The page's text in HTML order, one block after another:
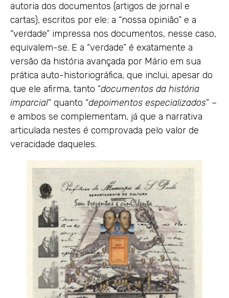
autoria dos documentos (artigos de jornal e
cartas), escritos por ele; a “nossa opinião” e a
“verdade” impressa nos documentos, nesse caso,
equivalem-se. E a “verdade” é exatamente a
versão da história avançada por Mário em sua
prática auto-historiográfica, que inclui, apesar do
que ele afirma, tanto “documentos da história
imparcial” quanto “depoimentos especializados” –
e ambos se complementam, já que a narrativa
articulada nestes é comprovada pelo valor de
veracidade daqueles.